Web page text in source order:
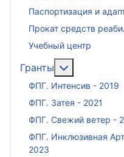
Паспортизация и
Прокат средств
Учебный центр
Гранты
ФПГ. Интенсив - 2019
ФПГ. Затея - 2021
ФПГ. Свежий ветер -
ФПГ. Инклюзивная
2023